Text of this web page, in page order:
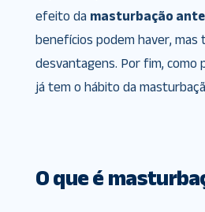
efeito da masturbação
benefícios podem haver, mas
desvantagens. Por fim, como
já tem o hábito da
O que é